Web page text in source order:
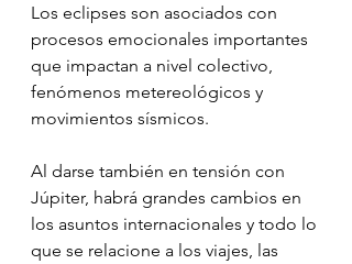
Los eclipses son asociados con
procesos emocionales importantes
que impactan a nivel colectivo,
fenómenos metereológicos y
movimientos sísmicos.
Al darse también en tensión con
Júpiter, habrá grandes cambios en
los asuntos internacionales y todo lo
que se relacione a los viajes, las